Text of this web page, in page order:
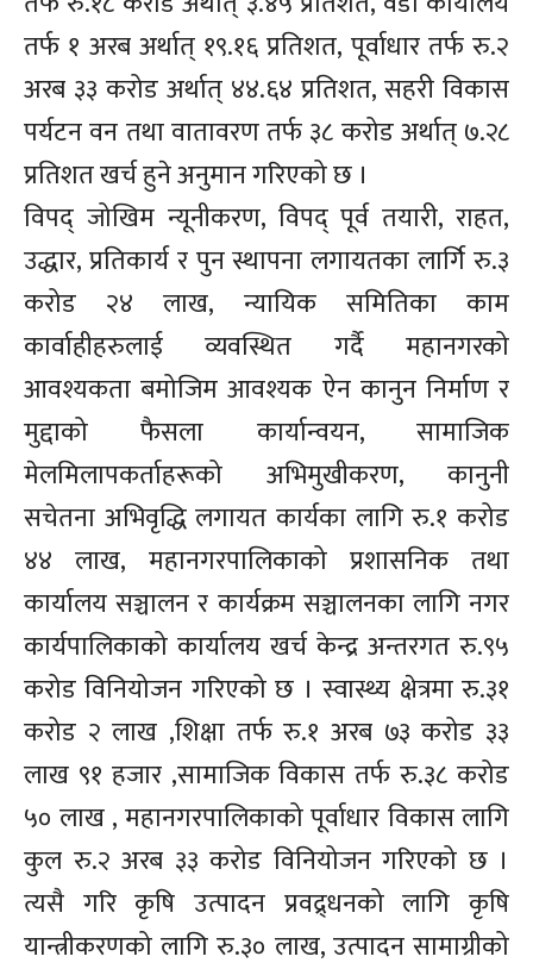
तर्फ १ अरब अर्थात् १९.१६ प्रतिशत, पूर्वाधार तर्फ रु.२
अरब ३३ करोड अर्थात् ४४.६४ प्रतिशत, सहरी विकास
पर्यटन वन तथा वातावरण तर्फ ३८ करोड अर्थात् ७.२८
प्रतिशत खर्च हुने अनुमान गरिएको छ ।
विपद् जोखिम न्यूनीकरण, विपद् पूर्व तयारी, राहत,
उद्धार, प्रतिकार्य र पुन स्थापना लगायतका लार्गि रु.३
करोड २४ लाख, न्यायिक समितिका काम
कार्वाहीहरुलाई व्यवस्थित गर्दै महानगरको
आवश्यकता बमोजिम आवश्यक ऐन कानुन निर्माण र
मुद्दाको फैसला कार्यान्वयन, सामाजिक
मेलमिलापकर्ताहरूको अभिमुखीकरण, कानुनी
सचेतना अभिवृद्धि लगायत कार्यका लागि रु.१ करोड
४४ लाख, महानगरपालिकाको प्रशासनिक तथा
कार्यालय सञ्चालन र कार्यक्रम सञ्चालनका लागि नगर
कार्यपालिकाको कार्यालय खर्च केन्द्र अन्तरगत रु.९५
करोड विनियोजन गरिएको छ । स्वास्थ्य क्षेत्रमा रु.३१
करोड २ लाख ,शिक्षा तर्फ रु.१ अरब ७३ करोड ३३
लाख ९१ हजार ,सामाजिक विकास तर्फ रु.३८ करोड
५० लाख , महानगरपालिकाको पूर्वाधार विकास लागि
कुल रु.२ अरब ३३ करोड विनियोजन गरिएको छ ।
त्यसै गरि कृषि उत्पादन प्रवद्र्धनको लागि कृषि
यान्त्रीकरणको लागि रु.३० लाख, उत्पादन सामाग्रीको